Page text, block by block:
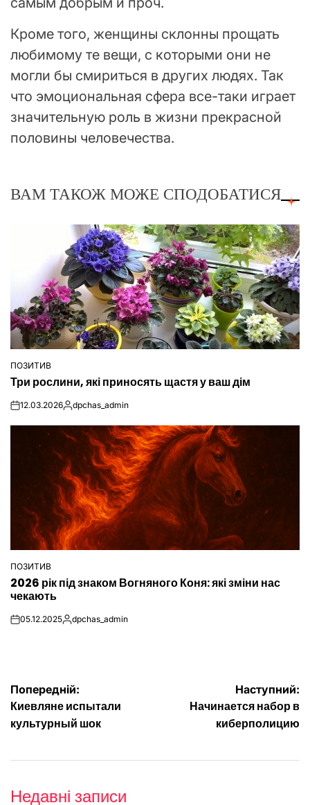
Кроме того, женщины склонны прощать
любимому те вещи, с которыми они не
могли бы смириться в других людях. Так
что эмоциональная сфера все-таки играет
значительную роль в жизни прекрасной
половины человечества.
ВАМ ТАКОЖ МОЖЕ СПОДОБАТИСЯ
ОПУБЛІКУВАТИ
ПОЗИТИВ
Три рослини, які приносять щастя у ваш дім
on12.03.2026Опубліковано
dpchas_admin
ОПУБЛІКУВАТИ
У
ПОЗИТИВ
2026 рік під знаком Вогняного Коня: які зміни нас
чекають
on05.12.2025Опубліковано
dpchas_admin
Навігація
записів
Попередній:
Киевляне испытали
культурный шок
Наступний:
Начинается набор в
киберполицию
Недавні записи